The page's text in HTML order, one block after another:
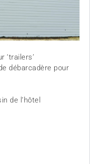
‘trailers’
débarcadère pour
de l’hôtel